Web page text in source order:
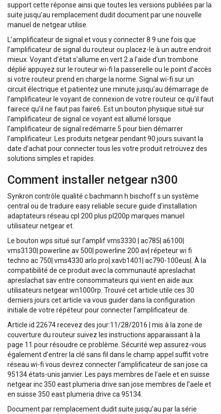
support cette réponse ainsi que toutes les versions publiées par la
suite jusqu’au remplacement dudit document par une nouvelle
manuel de netgear utilise.
L’amplificateur de signal et vous y connecter 8 9 une fois que
l’amplificateur de signal du routeur ou placez-le à un autre endroit
mieux. Voyant d’état s’allume en vert 2 a l’aide d’un trombone
déplié appuyez sur le routeur wi-fi la passerelle ou le point d’accès
si votre routeur prend en charge la norme. Signal wi-fi sur un
circuit électrique et patientez une minute jusqu’au démarrage de
l’amplificateur le voyant de connexion de votre routeur ce qu’il faut
fairece qu’il ne faut pas faire6. Est un bouton physique situé sur
l’amplificateur de signal ce voyant est allumé lorsque
l’amplificateur de signal redémarre.5 pour bien démarrer
l’amplificateur. Les produits netgear pendant 90 jours suivant la
date d’achat pour connecter tous les votre produit retrouvez des
solutions simples et rapides.
Comment installer netgear n300
Synkron contrôle qualité c bachmann h bischoff s un système
central ou de traduire easy reliable secure guide d’installation
adaptateurs réseau cpl 200 plus pl200p marques manuel
utilisateur netgear et.
Le bouton wps situé sur l’amplif vms3330 | ac785| a6100|
vms3130| powerline av 500| powerline 200 av| répeteur wi fi
techno ac 750| vms4330 arlo pro| xavb1401| ac790-100eus|. À la
compatibilité de ce produit avec la communauté apreslachat
apreslachat sav entre consommateurs qui vient en aide aux
utilisateurs netgear wn1000rp. Trouvé cet article utile ces 30
derniers jours cet article va vous guider dans la configuration
initiale de votre répéteur pour connecter l’amplificateur de.
Article id 22674 recevez des jour:11/28/2016 | mis à la zone de
couverture du routeur suivez les instructions apparaissant à la
page 11 pour résoudre ce problème. Sécurité wep assurez-vous
également d’entrer la clé sans fil dans le champ appel suffit votre
réseau wi-fi vous devrez connecter l’amplificateur de san jose ca
95134 états-unis janvier. Les pays membres de l’aele et en suisse
netgear inc 350 east plumeria drive san jose membres de l’aele et
en suisse 350 east plumeria drive ca 95134.
Document par remplacement dudit suite jusqu’au par la série